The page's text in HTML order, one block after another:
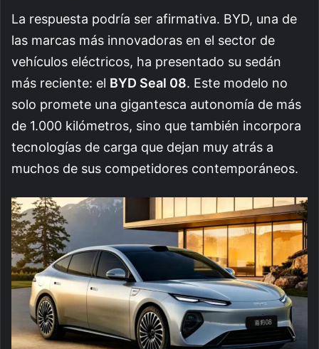
La respuesta podría ser afirmativa. BYD, una de
las marcas más innovadoras en el sector de
vehículos eléctricos, ha presentado su sedán
más reciente: el BYD Seal 08. Este modelo no
solo promete una gigantesca autonomía de más
de 1.000 kilómetros, sino que también incorpora
tecnologías de carga que dejan muy atrás a
muchos de sus competidores contemporáneos.